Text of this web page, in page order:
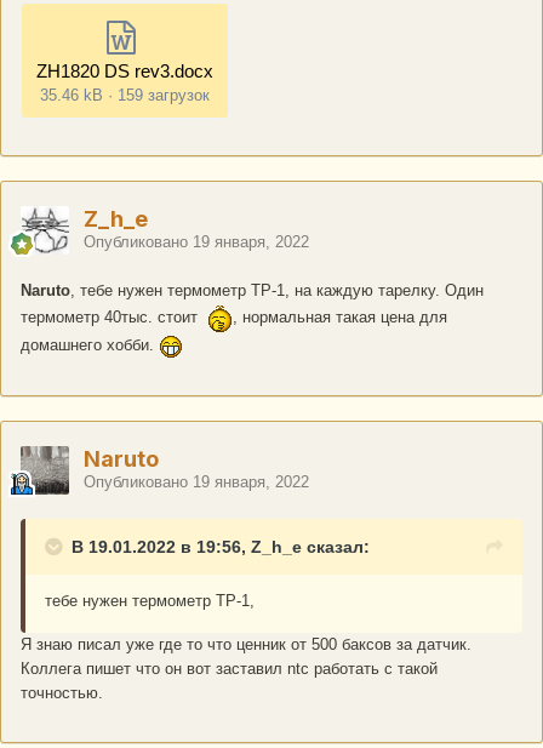
ZH1820 DS rev3.docx
35.46 kB · 159 загрузок
Z_h_e
Опубликовано 19 января, 2022
Naruto, тебе нужен термометр ТР-1, на каждую тарелку. Один
термометр 40тыс. стоит
, нормальная такая цена для
домашнего хобби.
Naruto
Опубликовано 19 января, 2022
В 19.01.2022 в 19:56, Z_h_e сказал:
тебе нужен термометр ТР-1,
Я знаю писал уже где то что ценник от 500 баксов за датчик.
Коллега пишет что он вот заставил ntc работать с такой
точностью.